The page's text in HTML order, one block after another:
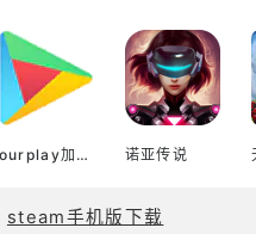
ourplay加速器官网 诺亚传说
steam手机版下载